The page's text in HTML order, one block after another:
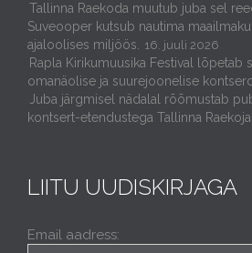
Tallinna Raekoda muutub juba sel
Suveooper kutsub nautima
ajaloolises miljöös.
16. juuli 2026
Rapla Kirikumuusika Festival lõpetab
omanäolise ja suurejoonelise
Juba järgmisel nädalal rõõmustab
kontsert-etendustega Tallinna
LIITU UUDISKIRJAGA
Email aadress: